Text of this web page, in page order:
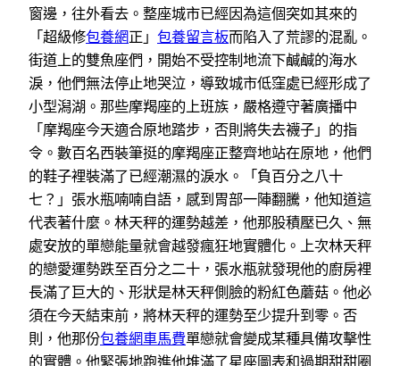
窗邊，往外看去。整座城市已經因為這個突如其來的
「超級修包養網正」 包養留言板而陷入了荒謬的混亂。
街道上的雙魚座們，開始不受控制地流下鹹鹹的海水
淚，他們無法停止地哭泣，導致城市低窪處已經形成了
小型潟湖。那些摩羯座的上班族，嚴格遵守著廣播中
「摩羯座今天適合原地踏步，否則將失去襪子」的指
令。數百名西裝筆挺的摩羯座正整齊地站在原地，他們
的鞋子裡裝滿了已經潮濕的淚水。「負百分之八十
七？」張水瓶喃喃自語，感到胃部一陣翻騰，他知道這
代表著什麼。林天秤的運勢越差，他那股積壓已久、無
處安放的單戀能量就會越發瘋狂地實體化。上次林天秤
的戀愛運勢跌至百分之二十，張水瓶就發現他的廚房裡
長滿了巨大的、形狀是林天秤側臉的粉紅色蘑菇。他必
須在今天結束前，將林天秤的運勢至少提升到零。否
則，他那份包養網車馬費單戀就會變成某種具備攻擊性
的實體。他緊張地跑進他堆滿了星座圖表和過期甜甜圈